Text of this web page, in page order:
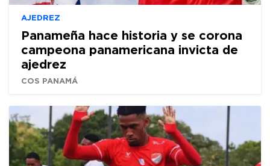
AJEDREZ
Panameña hace historia y se corona
campeona panamericana invicta de
ajedrez
COS PANAMÁ